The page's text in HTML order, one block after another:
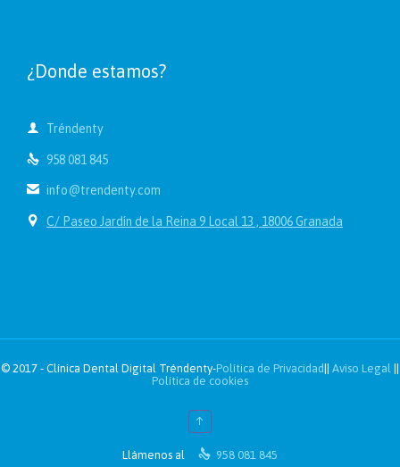
¿Donde estamos?
 Tréndenty
 958 081 845
 info@trendenty.com
 C/ Paseo Jardín de la Reina 9 Local 13 , 18006 Granada
© 2017 - Clínica Dental Digital Tréndenty-Política de Privacidad|| Aviso Legal ||
Política de cookies
↑
Llámenos al  958 081 845